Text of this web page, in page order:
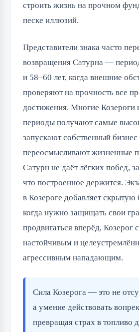
строить жизнь на прочном
песке иллюзий.
Представители знака часто
возвращения Сатурна —
и 58–60 лет, когда внешние
проверяют на прочность все
достижения. Многие Козероги
периоды получают самые
запускают собственный
переосмысливают жизненные
Сатурн не даёт лёгких побед,
что построенное держится.
в Козероге добавляет
когда нужно защищать свои
продвигаться вперёд, Козерог
настойчивым и
агрессивным нападающим.
Сила Козерога — это не
а умение действовать
превращая страх в топливо